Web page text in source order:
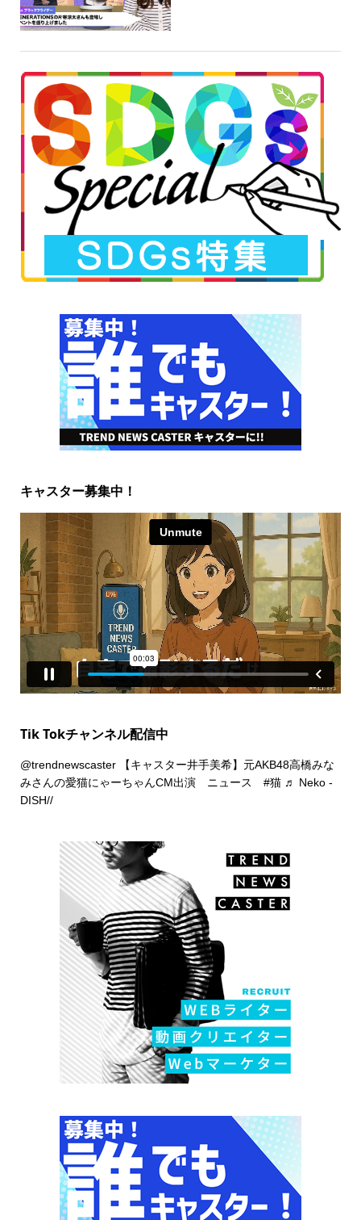
キャスター募集中！
Tik Tokチャンネル配信中
@trendnewscaster【キャスター井手美希】元AKB48高橋みな
みさんの愛猫にゃーちゃんCM出演 ニュース #猫 ♬ Neko -
DISH//